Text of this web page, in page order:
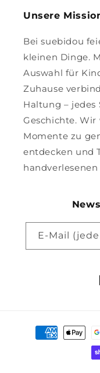
Unsere
Bei suebidou
kleinen Dinge.
Auswahl für
Zuhause
Haltung – jedes
Geschichte.
Momente zu
entdecken und
E-Mail